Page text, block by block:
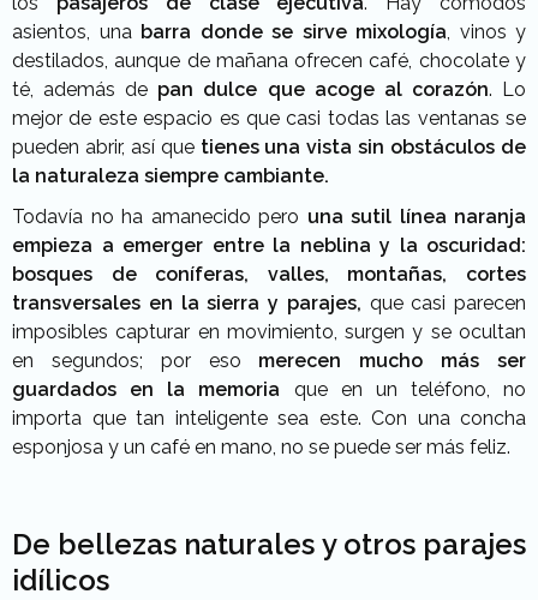
asientos, una barra donde se sirve mixología, vinos y
destilados, aunque de mañana ofrecen café, chocolate y
té, además de pan dulce que acoge al corazón. Lo
mejor de este espacio es que casi todas las ventanas se
pueden abrir, así que tienes una vista sin obstáculos de
la naturaleza siempre cambiante.
Todavía no ha amanecido pero una sutil línea naranja
empieza a emerger entre la neblina y la oscuridad:
bosques de coníferas, valles, montañas, cortes
transversales en la sierra y parajes, que casi parecen
imposibles capturar en movimiento, surgen y se ocultan
en segundos; por eso merecen mucho más ser
guardados en la memoria que en un teléfono, no
importa que tan inteligente sea este. Con una concha
esponjosa y un café en mano, no se puede ser más feliz.
De bellezas naturales y otros parajes
idílicos